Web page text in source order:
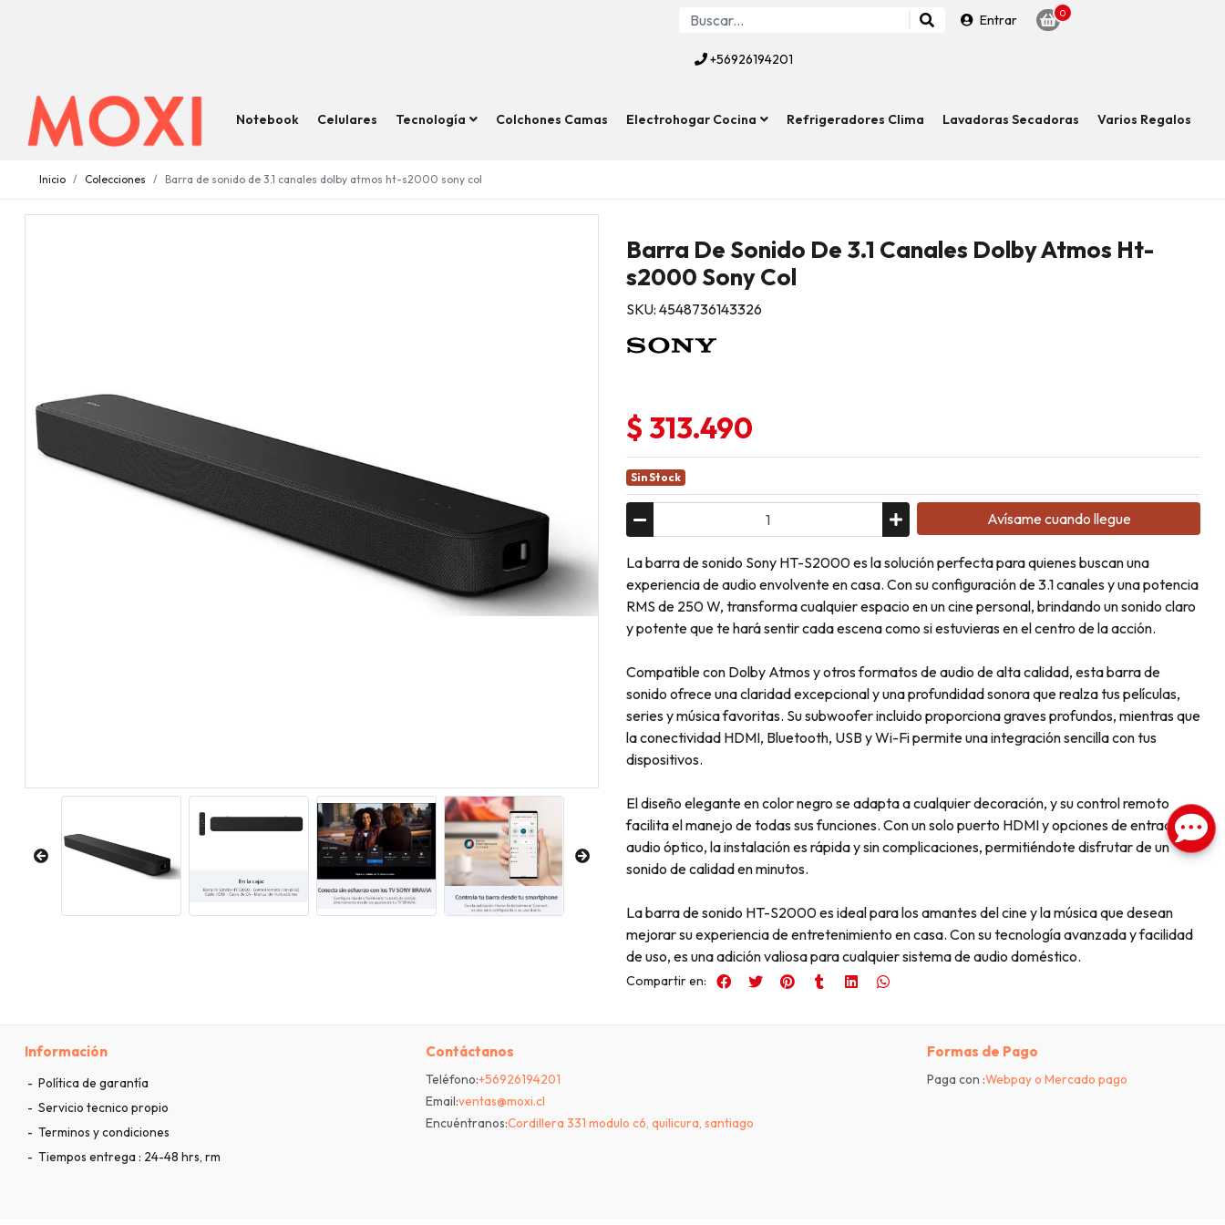
Entrar 0
+56926194201
Notebook Celulares Tecnología Colchones Camas Electrohogar Cocina Refrigeradores Clima Lavadoras Secadoras Varios Regalos
Inicio Colecciones Barra de sonido de 3.1 canales dolby atmos ht-s2000 sony col
Barra De Sonido De 3.1 Canales Dolby Atmos Ht-
s2000 Sony Col
SKU: 4548736143326
$ 313.490
Sin Stock
Avísame cuando llegue
La barra de sonido Sony HT-S2000 es la solución perfecta para quienes buscan una
experiencia de audio envolvente en casa. Con su configuración de 3.1 canales y una potencia
RMS de 250 W, transforma cualquier espacio en un cine personal, brindando un sonido claro
y potente que te hará sentir cada escena como si estuvieras en el centro de la acción.
Compatible con Dolby Atmos y otros formatos de audio de alta calidad, esta barra de
sonido ofrece una claridad excepcional y una profundidad sonora que realza tus películas,
series y música favoritas. Su subwoofer incluido proporciona graves profundos, mientras que
la conectividad HDMI, Bluetooth, USB y Wi-Fi permite una integración sencilla con tus
dispositivos.
El diseño elegante en color negro se adapta a cualquier decoración, y su control remoto
facilita el manejo de todas sus funciones. Con un solo puerto HDMI y opciones de entrada de
audio óptico, la instalación es rápida y sin complicaciones, permitiéndote disfrutar de un
sonido de calidad en minutos.
La barra de sonido HT-S2000 es ideal para los amantes del cine y la música que desean
mejorar su experiencia de entretenimiento en casa. Con su tecnología avanzada y facilidad
de uso, es una adición valiosa para cualquier sistema de audio doméstico.
Compartir en:
Información
Política de garantía
Servicio tecnico propio
Terminos y condiciones
Tiempos entrega : 24-48 hrs, rm
Contáctanos
Teléfono:+56926194201
Email:ventas@moxi.cl
Encuéntranos:Cordillera 331 modulo c6, quilicura, santiago
Formas de Pago
Paga con :Webpay o Mercado pago